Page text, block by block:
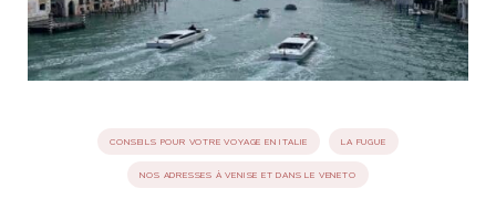
LIRE
CONSEILS POUR VOTRE VOYAGE EN ITALIE LA FUGUE
NOS ADRESSES À VENISE ET DANS LE VENETO